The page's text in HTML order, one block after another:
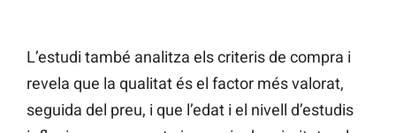
L’estudi també analitza els criteris de compra i
revela que la qualitat és el factor més valorat,
seguida del preu, i que l’edat i el nivell d’estudis